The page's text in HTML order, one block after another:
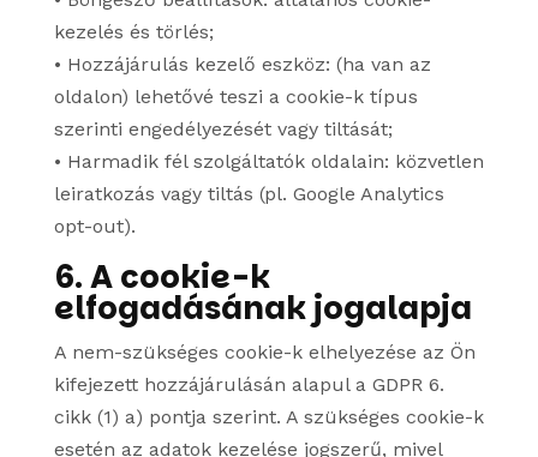
kezelés és törlés;
• Hozzájárulás kezelő eszköz: (ha van az
oldalon) lehetővé teszi a cookie-k típus
szerinti engedélyezését vagy tiltását;
• Harmadik fél szolgáltatók oldalain: közvetlen
leiratkozás vagy tiltás (pl. Google Analytics
opt-out).
6. A cookie-k
elfogadásának jogalapja
A nem-szükséges cookie-k elhelyezése az Ön
kifejezett hozzájárulásán alapul a GDPR 6.
cikk (1) a) pontja szerint. A szükséges cookie-k
esetén az adatok kezelése jogszerű, mivel